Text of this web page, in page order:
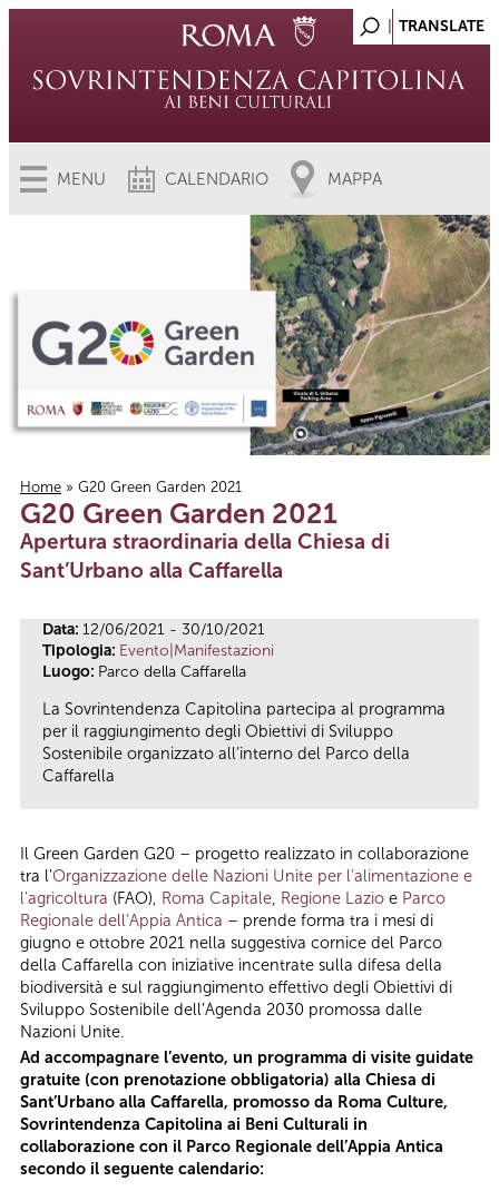
MENU CALENDARIO MAPPA
Tu sei qui
Home » G20 Green Garden 2021
G20 Green Garden 2021
Apertura straordinaria della Chiesa di
Sant’Urbano alla Caffarella
Data: 12/06/2021 - 30/10/2021
Tipologia: Evento|Manifestazioni
Luogo: Parco della Caffarella
La Sovrintendenza Capitolina partecipa al programma
per il raggiungimento degli Obiettivi di Sviluppo
Sostenibile organizzato all’interno del Parco della
Caffarella
Il Green Garden G20 – progetto realizzato in collaborazione
tra l'Organizzazione delle Nazioni Unite per l'alimentazione e
l'agricoltura (FAO), Roma Capitale, Regione Lazio e Parco
Regionale dell’Appia Antica – prende forma tra i mesi di
giugno e ottobre 2021 nella suggestiva cornice del Parco
della Caffarella con iniziative incentrate sulla difesa della
biodiversità e sul raggiungimento effettivo degli Obiettivi di
Sviluppo Sostenibile dell’Agenda 2030 promossa dalle
Nazioni Unite.
Ad accompagnare l’evento, un programma di visite guidate
gratuite (con prenotazione obbligatoria) alla Chiesa di
Sant’Urbano alla Caffarella, promosso da Roma Culture,
Sovrintendenza Capitolina ai Beni Culturali in
collaborazione con il Parco Regionale dell’Appia Antica
secondo il seguente calendario: